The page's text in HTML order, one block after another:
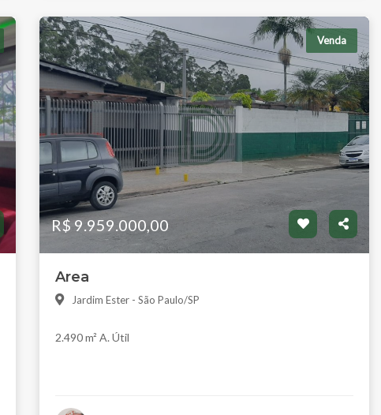
Venda
R$ 9.959.000,00
Area
Jardim Ester - São Paulo/SP
2.490 m² A. Útil